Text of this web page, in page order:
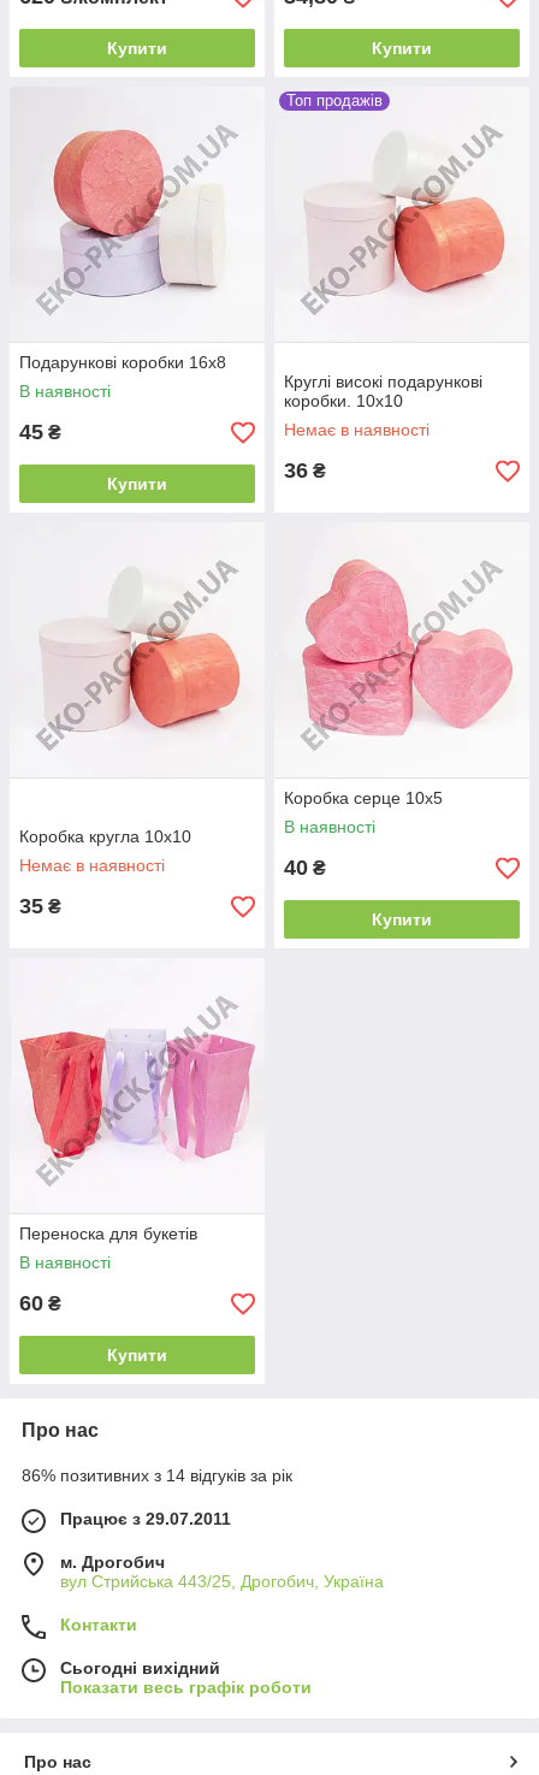
Купити Купити
Подарункові коробки 16x8
В наявності
45 ₴
Купити
Топ продажів
Круглі високі подарункові
коробки. 10x10
Немає в наявності
36 ₴
Коробка кругла 10х10
Немає в наявності
35 ₴
Коробка серце 10х5
В наявності
40 ₴
Купити
Переноска для букетів
В наявності
60 ₴
Купити
Про нас
86% позитивних з 14 відгуків за рік
Працює з 29.07.2011
м. Дрогобич
вул Стрийська 443/25, Дрогобич, Україна
Контакти
Сьогодні вихідний
Показати весь графік роботи
Про нас